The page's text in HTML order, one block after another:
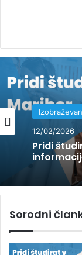
12/02/2026
Pridi
11/02/2026
Pridi
Sorodni